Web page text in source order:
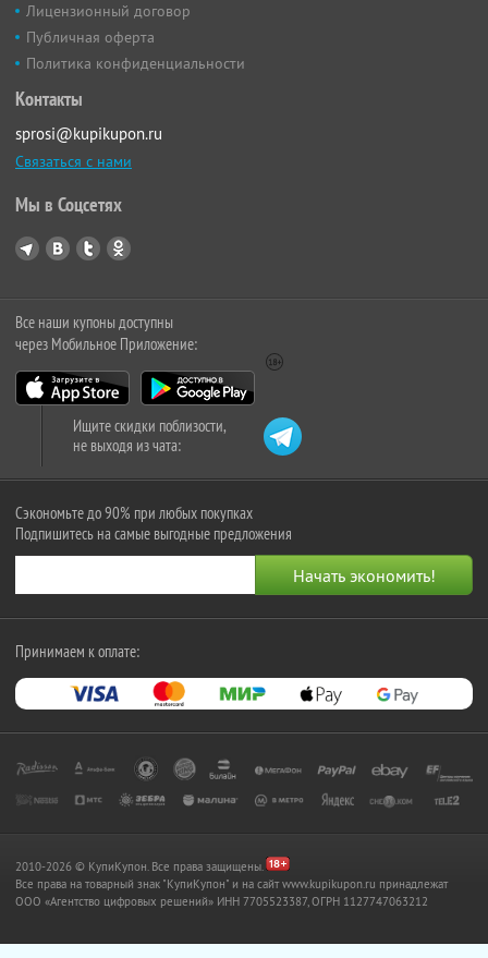
Лицензионный договор
Публичная оферта
Политика конфиденциальности
Контакты
sprosi@kupikupon.ru
Связаться с нами
Мы в Соцсетях
Все наши купоны доступны
через Мобильное Приложение:
Ищите скидки поблизости,
не выходя из чата:
Сэкономьте до 90% при любых покупках
Подпишитесь на самые выгодные предложения
Принимаем к оплате:
2010-2026 © КупиКупон. Все права защищены.
Все права на товарный знак "КупиКупон" и на сайт www.kupikupon.ru принадлежат
OOO «Агентство цифровых решений» ИНН 7705523387, ОГРН 1127747063212